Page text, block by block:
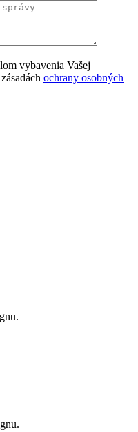
vybavenia Vašej
ochrany osobných